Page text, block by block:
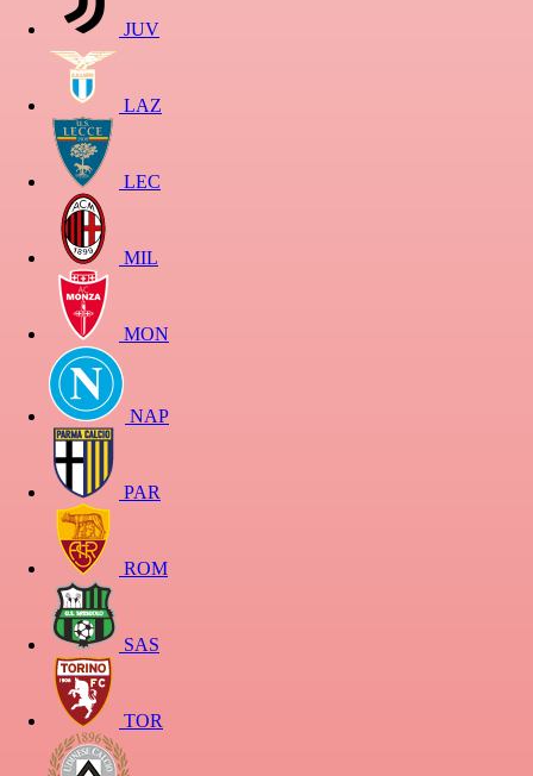
JUV
LAZ
LEC
MIL
MON
NAP
PAR
ROM
SAS
TOR